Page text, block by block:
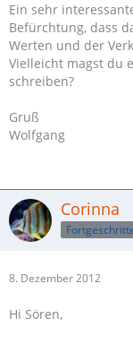
Ein sehr
Befürchtung, dass
Werten und der
Vielleicht magst du
schreiben?
Gruß
Wolfgang
Corinna
8. Dezember 2012
Hi Sören,